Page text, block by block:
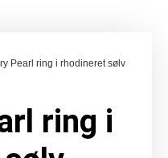
Pearl ring i rhodineret sølv
ring i